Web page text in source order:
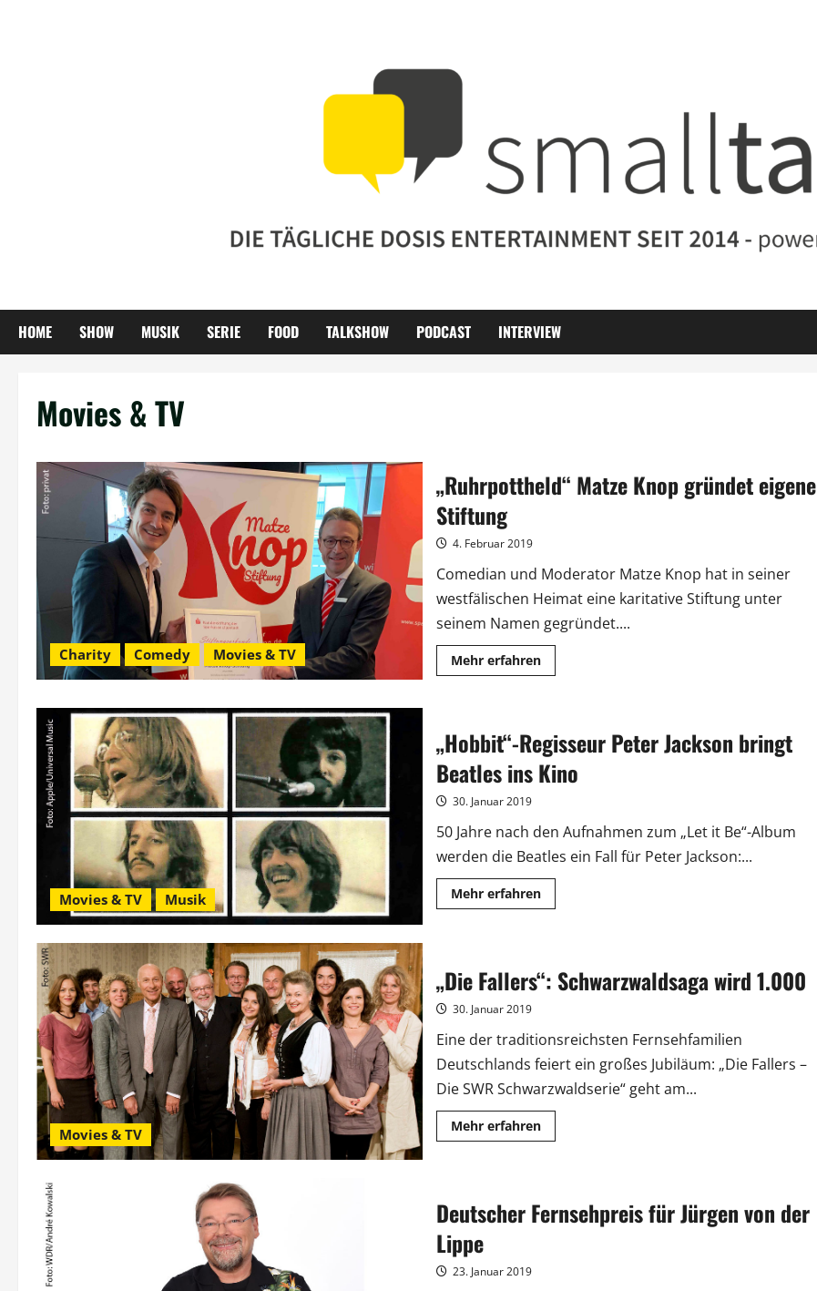
HOME SHOW MUSIK SERIE FOOD TALKSHOW PODCAST INTERVIEW
Movies & TV
Charity Comedy Movies & TV
„Ruhrpottheld“ Matze Knop gründet eigene
Stiftung
4. Februar 2019
Comedian und Moderator Matze Knop hat in seiner
westfälischen Heimat eine karitative Stiftung unter
seinem Namen gegründet....
Mehr erfahrenMehr
Informationen
gründet
eigene
Stiftung
Movies & TV Musik
„Hobbit“-Regisseur Peter Jackson bringt
Beatles ins Kino
30. Januar 2019
50 Jahre nach den Aufnahmen zum „Let it Be“-Album
werden die Beatles ein Fall für Peter Jackson:...
Mehr erfahrenMehr
Informationen
Jackson
bringt
Beatles
Movies & TV
„Die Fallers“: Schwarzwaldsaga wird 1.000
30. Januar 2019
Eine der traditionsreichsten Fernsehfamilien
Deutschlands feiert ein großes Jubiläum: „Die Fallers –
Die SWR Schwarzwaldserie“ geht am...
Mehr erfahrenMehr
Informationen
wird
1.000
Deutscher Fernsehpreis für Jürgen von der
Lippe
23. Januar 2019